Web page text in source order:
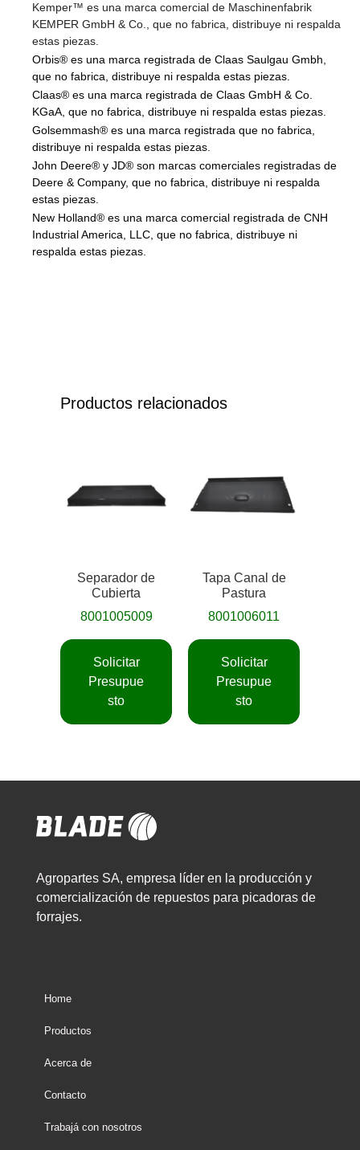
Kemper™ es una marca comercial de Maschinenfabrik
KEMPER GmbH & Co., que no fabrica, distribuye ni respalda
estas piezas.
Orbis® es una marca registrada de Claas Saulgau Gmbh,
que no fabrica, distribuye ni respalda estas piezas.
Claas® es una marca registrada de Claas GmbH & Co.
KGaA, que no fabrica, distribuye ni respalda estas piezas.
Golsemmash® es una marca registrada que no fabrica,
distribuye ni respalda estas piezas.
John Deere® y JD® son marcas comerciales registradas de
Deere & Company, que no fabrica, distribuye ni respalda
estas piezas.
New Holland® es una marca comercial registrada de CNH
Industrial America, LLC, que no fabrica, distribuye ni
respalda estas piezas.
Productos relacionados
Separador de
Cubierta
8001005009
Solicitar
Presupue
sto
Tapa Canal de
Pastura
8001006011
Solicitar
Presupue
sto
Agropartes SA, empresa líder en la producción y
comercialización de repuestos para picadoras de
forrajes.
Home
Productos
Acerca de
Contacto
Trabajá con nosotros